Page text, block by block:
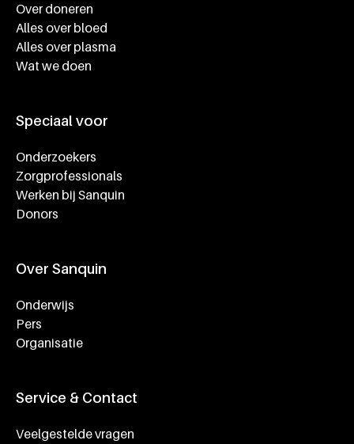
Over doneren
Alles over bloed
Alles over plasma
Wat we doen
Speciaal voor
Onderzoekers
Zorgprofessionals
Werken bij Sanquin
Donors
Over Sanquin
Onderwijs
Pers
Organisatie
Service & Contact
Veelgestelde vragen